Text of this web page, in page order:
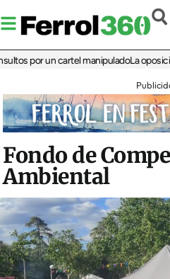
un cartel manipuladoLa oposición
Fondo de
Ambiental